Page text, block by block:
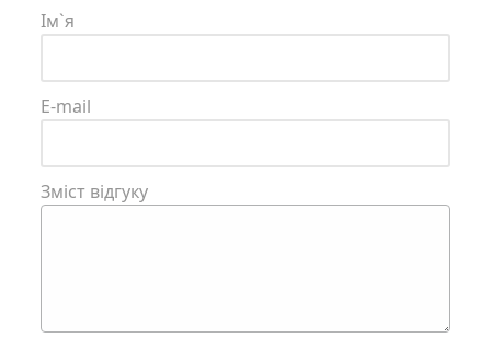
Ім`я
E-mail
Зміст відгуку